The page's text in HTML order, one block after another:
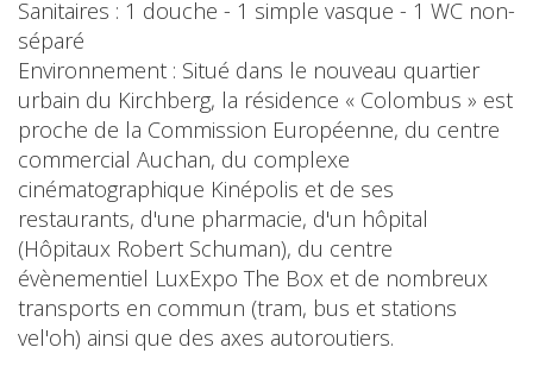
Sanitaires : 1 douche - 1 simple vasque - 1 WC non-
séparé
Environnement : Situé dans le nouveau quartier
urbain du Kirchberg, la résidence « Colombus » est
proche de la Commission Européenne, du centre
commercial Auchan, du complexe
cinématographique Kinépolis et de ses
restaurants, d'une pharmacie, d'un hôpital
(Hôpitaux Robert Schuman), du centre
évènementiel LuxExpo The Box et de nombreux
transports en commun (tram, bus et stations
vel'oh) ainsi que des axes autoroutiers.